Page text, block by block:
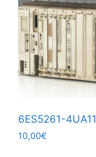
6ES5261-4UA11
10,00€